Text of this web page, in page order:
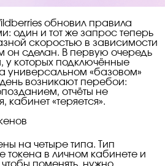
обновил правила
один и тот же запрос теперь
скоростью в зависимости
он сделан. В первую очередь
у которых подключённые
универсальном «базовом»
возникают перебои:
отчёты не
кабинет «теряется».
на четыре типа. Тип
токена в личном кабинете и